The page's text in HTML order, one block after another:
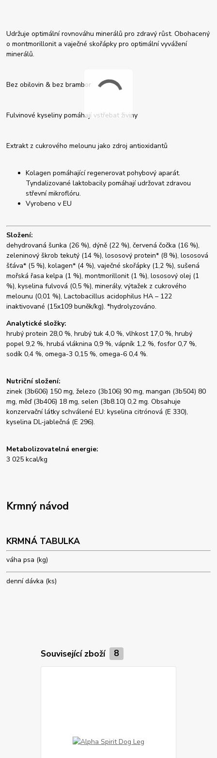
Udržuje optimální rovnováhu minerálů pro zdravý růst. Obohacený
o montmorillonit a vaječné skořápky pro optimální vyvážení
minerálů.
Bez obilovin & bez brambor
Fulvinové kyseliny pomáhají vstřebat živiny
Extrakt z cukrového melounu jako zdroj antioxidantů
Kolagen pomáhající regenerovat pohybový aparát.
Tyndalizované laktobacily pomáhají udržovat zdravou
střevní mikroflóru.
Vyrobeno v EU
Složení:
dehydrovaná šunka (26 %), dýně (22 %), červená čočka (16 %),
zeleninový škrob tekutý (14 %), lososový protein* (8 %), lososová
šťáva* (5 %), kolagen* (4 %), vaječné skořápky (1,2 %), sušená
mořská řasa kelpa (1 %), montmorillonit (1 %), lososový olej (1
%), kyselina fulvová (0,5 %), minerály, výtažek z cukrového
melounu (0,01 %), Lactobacillus acidophilus HA – 122
inaktivované (15x109 buněk/kg). *hydrolyzováno.
Analytické složky:
hrubý protein 28,0 %, hrubý tuk 4,0 %, vlhkost 17,0 %, hrubý
popel 9,2 %, hrubá vláknina 0,9 %, vápník 1,2 %, fosfor 0,7 %,
sodík 0,4 %, omega-3 0,15 %, omega-6 0,4 %.
Nutriční složení:
zinek (3b606) 150 mg, železo (3b106) 90 mg, mangan (3b504) 80
mg, měď (3b406) 18 mg, selen (3b8.10) 0,2 mg. Obsahuje
konzervační látky schválené EU: kyselina citrónová (E 330),
kyselina DL-jablečná (E 296).
Metabolizovatelná energie:
3 025 kcal/kg
Krmný návod
KRMNÁ TABULKA
váha psa (kg)
denní dávka (ks)
Související zboží 8